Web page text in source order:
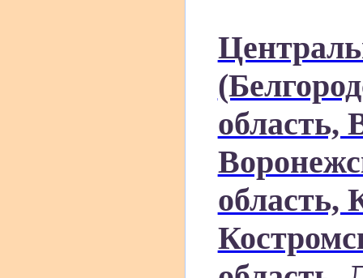
область,
область,